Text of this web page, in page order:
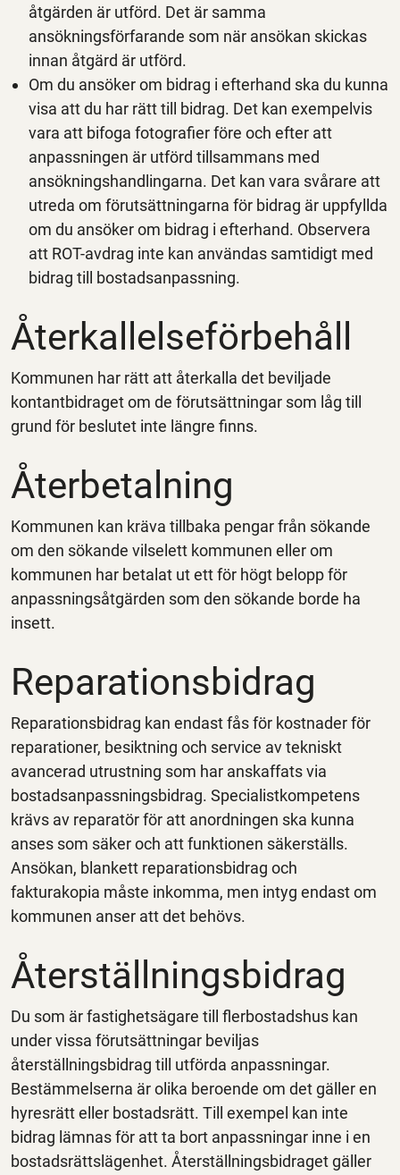
åtgärden är utförd. Det är samma
ansökningsförfarande som när ansökan skickas
innan åtgärd är utförd.
Om du ansöker om bidrag i efterhand ska du kunna
visa att du har rätt till bidrag. Det kan exempelvis
vara att bifoga fotografier före och efter att
anpassningen är utförd tillsammans med
ansökningshandlingarna. Det kan vara svårare att
utreda om förutsättningarna för bidrag är uppfyllda
om du ansöker om bidrag i efterhand. Observera
att ROT-avdrag inte kan användas samtidigt med
bidrag till bostadsanpassning.
Återkallelseförbehåll
Kommunen har rätt att återkalla det beviljade
kontantbidraget om de förutsättningar som låg till
grund för beslutet inte längre finns.
Återbetalning
Kommunen kan kräva tillbaka pengar från sökande
om den sökande vilselett kommunen eller om
kommunen har betalat ut ett för högt belopp för
anpassningsåtgärden som den sökande borde ha
insett.
Reparationsbidrag
Reparationsbidrag kan endast fås för kostnader för
reparationer, besiktning och service av tekniskt
avancerad utrustning som har anskaffats via
bostadsanpassningsbidrag. Specialistkompetens
krävs av reparatör för att anordningen ska kunna
anses som säker och att funktionen säkerställs.
Ansökan, blankett reparationsbidrag och
fakturakopia måste inkomma, men intyg endast om
kommunen anser att det behövs.
Återställningsbidrag
Du som är fastighetsägare till flerbostadshus kan
under vissa förutsättningar beviljas
återställningsbidrag till utförda anpassningar.
Bestämmelserna är olika beroende om det gäller en
hyresrätt eller bostadsrätt. Till exempel kan inte
bidrag lämnas för att ta bort anpassningar inne i en
bostadsrättslägenhet. Återställningsbidraget gäller